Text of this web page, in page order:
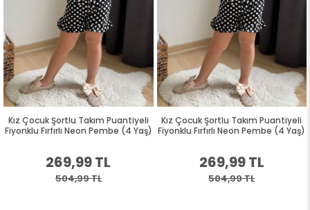
Kız Çocuk Şortlu Takım Puantiyeli
Fiyonklu Fırfırlı Neon Pembe (4 Yaş)
269,99 TL
504,99 TL
Kız Çocuk Şortlu Takım Puantiyeli
Fiyonklu Fırfırlı Neon Pembe (4 Yaş)
269,99 TL
504,99 TL